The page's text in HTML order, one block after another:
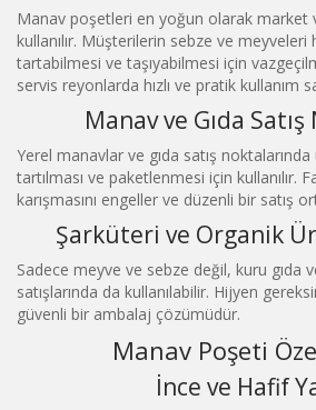
Manav poşetleri en yoğun olarak market
kullanılır. Müşterilerin sebze ve
tartabilmesi ve taşıyabilmesi için
servis reyonlarda hızlı ve pratik kullanım
Manav ve Gıda
Yerel manavlar ve gıda satış noktalarında
tartılması ve paketlenmesi için kullanılır.
karışmasını engeller ve düzenli bir satış
Şarküteri ve Organik
Sadece meyve ve sebze değil, kuru gıda
satışlarında da kullanılabilir. Hijyen
güvenli bir ambalaj çözümüdür.
Manav Poşeti
İnce ve Hafif